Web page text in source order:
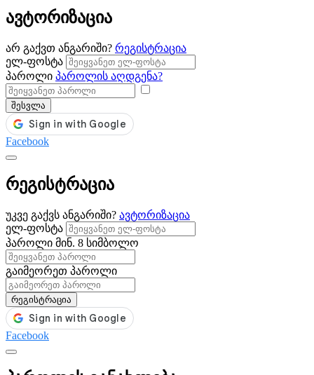
ავტორიზაცია
არ გაქვთ ანგარიში? რეგისტრაცია
ელ-ფოსტა
პაროლი პაროლის აღდგენა?
შესვლა
Facebook
რეგისტრაცია
უკვე გაქვს ანგარიში? ავტორიზაცია
ელ-ფოსტა
პაროლი მინ. 8 სიმბოლო
გაიმეორეთ პაროლი
რეგისტრაცია
Facebook